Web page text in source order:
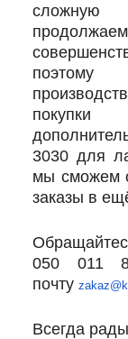
сложную
3030 для
мы сможем
заказы в
050 011
почту
Всегда